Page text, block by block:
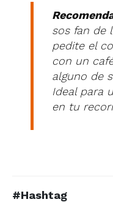
sos fan de
pedite el
con un
alguno de
Ideal para
en tu
#Hashtag